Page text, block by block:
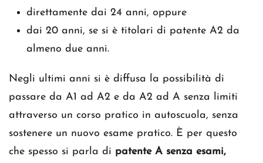
direttamente dai 24 anni, oppure
dai 20 anni, se si è titolari di patente A2 da
almeno due anni.
Negli ultimi anni si è diffusa la possibilità di
passare da A1 ad A2 e da A2 ad A senza limiti
attraverso un corso pratico in autoscuola, senza
sostenere un nuovo esame pratico. È per questo
che spesso si parla di patente A senza esami,